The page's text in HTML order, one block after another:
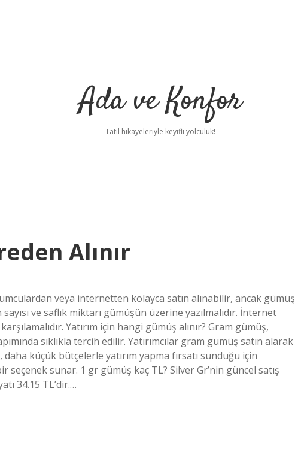
Ada ve Konfor
Tatil hikayeleriyle keyifli yolculuk!
Alınır
veya internetten kolayca satın alınabilir, ancak gümüş
ve saflık miktarı gümüşün üzerine yazılmalıdır. İnternet
Yatırım için hangi gümüş alınır? Gram gümüş,
sıklıkla tercih edilir. Yatırımcılar gram gümüş satın alarak
küçük bütçelerle yatırım yapma fırsatı sunduğu için
seçenek sunar. 1 gr gümüş kaç TL? Silver Gr’nin güncel satış
34.15 TL’dir.…